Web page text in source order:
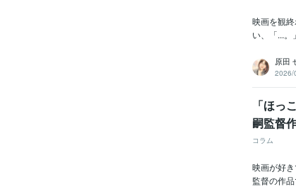
映画を観
い、「...
原田
2026/
「ほ
嗣監督
コラム
映画が好
監督の作